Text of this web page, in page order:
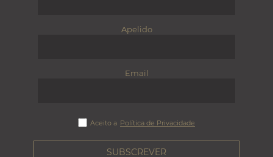
Apelido
Email
Aceito a Política de Privacidade